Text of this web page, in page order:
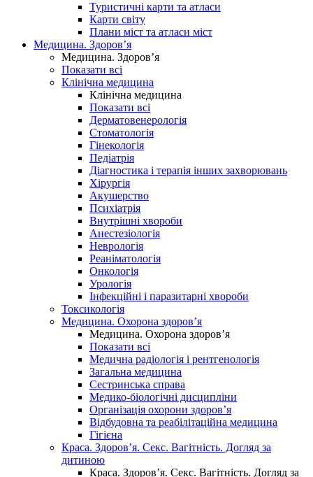
Туристичні карти та атласи
Карти світу
Плани міст та атласи міст
Медицина. Здоров’я
Медицина. Здоров’я
Показати всі
Клінічна медицина
Клінічна медицина
Показати всі
Дерматовенерологія
Стоматологія
Гінекологія
Педіатрія
Діагностика і терапія інших захворювань
Хірургія
Акушерство
Психіатрія
Внутрішні хвороби
Анестезіологія
Неврологія
Реаніматологія
Онкологія
Урологія
Інфекційні і паразитарні хвороби
Токсикологія
Медицина. Охорона здоров’я
Медицина. Охорона здоров’я
Показати всі
Медична радіологія і рентгенологія
Загальна медицина
Сестринська справа
Медико-біологічні дисципліни
Організація охорони здоров’я
Відбудовна та реабілітаційна медицина
Гігієна
Краса. Здоров’я. Секс. Вагітність. Догляд за
дитиною
Краса. Здоров’я. Секс. Вагітність. Догляд за